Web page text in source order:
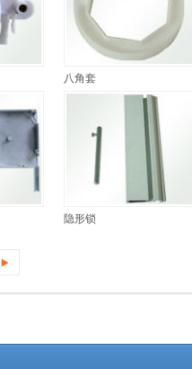
八角套
隐形锁